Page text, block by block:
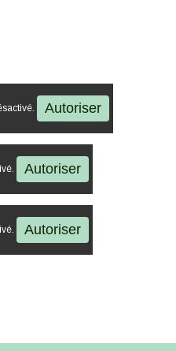
Autoriser
Autoriser
Autoriser